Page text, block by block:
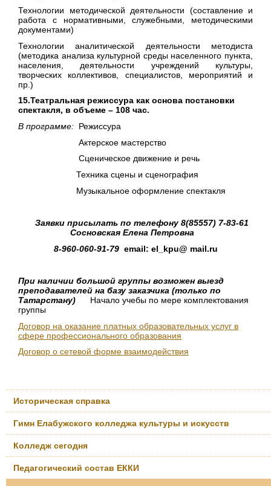
Технологии методической деятельности (составление и
работа с нормативными, служебными, методическими
документами)
Технологии аналитической деятельности методиста
(методика анализа культурной среды населенного пункта,
населения, деятельности учреждений культуры,
творческих коллективов, специалистов, мероприятий и
пр.)
15.Театральная режиссура как основа постановки
спектакля, в объеме – 108 час.
В программе: Режиссура
Актерское мастерство
Сценическое движение и речь
Техника сцены и сценография
Музыкальное оформление спектакля
Заявки присылать по телефону 8(85557) 7-83-61
Сосновская Елена Петровна
8-960-060-91-79 email: el_kpu@ mail.ru
При наличии большой группы возможен выезд
преподавателей на базу заказчика (только по
Татарстану) Начало учебы по мере комплектования
группы
Договор на оказание платных образовательных услуг в
сфере профессионального образования
Договор о сетевой форме взаимодействия
Историческая справка
Гимн Елабужского колледжа культуры и искусств
Колледж сегодня
Педагогический состав ЕККИ